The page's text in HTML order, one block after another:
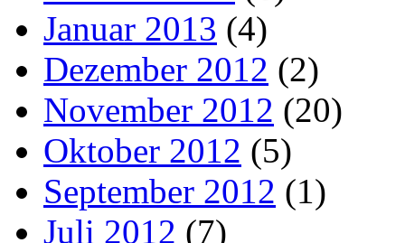
Januar 2013 (4)
Dezember 2012 (2)
November 2012 (20)
Oktober 2012 (5)
September 2012 (1)
Juli 2012 (7)